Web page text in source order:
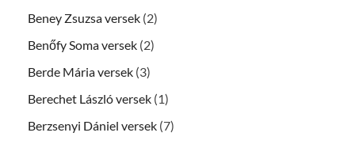
Beney Zsuzsa versek (2)
Benőfy Soma versek (2)
Berde Mária versek (3)
Berechet László versek (1)
Berzsenyi Dániel versek (7)